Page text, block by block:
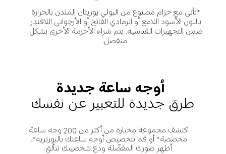
*تأتي مع حزام مصنوع من البولي يوريثان الملدن بالحرارة
باللون الأسود اللامع أو الرمادي الفاتح أو الأرجواني اللافندر
ضمن التجهيزات القياسية. يتم شراء الأحزمة الأخرى بشكل
منفصل.
أوجه ساعة جديدة
طرق جديدة للتعبير عن نفسك
اكتشف مجموعة مختارة من أكثر من 200 وجه ساعة
مخصصة* أو قم بتخصيص أوجه ساعتك بالبورتريه*.
أظهر صورك المفضّلة ودع شخصيتك تتألق.